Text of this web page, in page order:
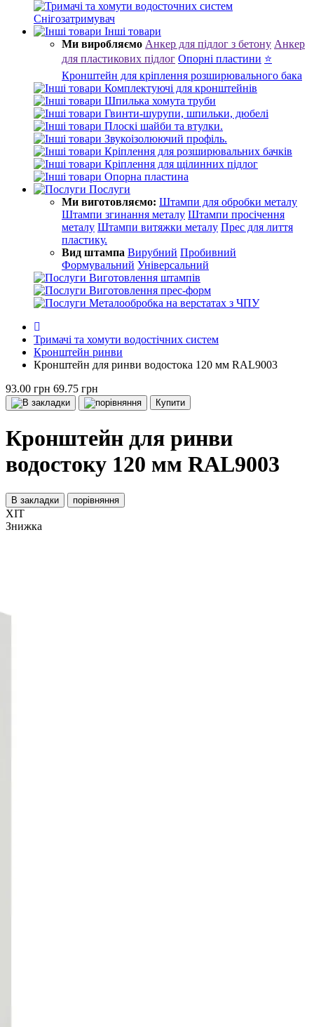
Снігозатримувач
Інші товари
Ми виробляємо Анкер для підлог з бетону Анкер
для пластикових підлог Опорні пластини ⭐
Кронштейн для кріплення розширювального бака
Комплектуючі для кронштейнів
Шпилька хомута труби
Гвинти-шурупи, шпильки, дюбелі
Плоскі шайби та втулки.
Звукоізолюючий профіль.
Кріплення для розширювальних бачків
Кріплення для щілинних підлог
Опорна пластина
Послуги
Ми виготовляємо: Штампи для обробки металу
Штампи згинання металу Штампи просічення
металу Штампи витяжки металу Прес для лиття
пластику.
Вид штампа Вирубний Пробивний
Формувальний Універсальний
Виготовлення штампів
Виготовлення прес-форм
Металообробка на верстатах з ЧПУ
Тримачі та хомути водостічних систем
Кронштейн ринви
Кронштейн для ринви водостока 120 мм RAL9003
93.00 грн 69.75 грн
Купити
Кронштейн для ринви
водостоку 120 мм RAL9003
В закладки порівняння
ХІТ
Знижка